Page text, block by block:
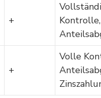
+
+
Volle